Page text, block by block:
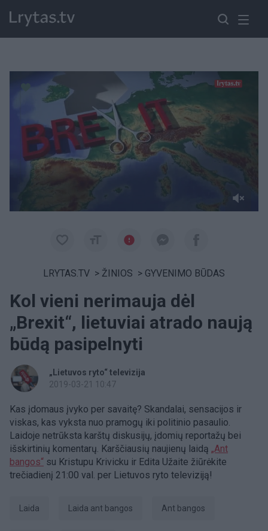
Paremkite Ukrainą
LRYTAS.TV > ŽINIOS > GYVENIMO BŪDAS
Kol vieni nerimauja dėl
„Brexit“, lietuviai atrado naują
būdą pasipelnyti
„Lietuvos ryto“ televizija
2019-03-21 10:47
Kas įdomaus įvyko per savaitę? Skandalai, sensacijos ir
viskas, kas vyksta nuo pramogų iki politinio pasaulio.
Laidoje netrūksta karštų diskusijų, įdomių reportažų bei
išskirtinių komentarų. Karščiausių naujienų laidą „Ant
bangos“ su Kristupu Krivicku ir Edita Užaite žiūrėkite
trečiadienį 21:00 val. per Lietuvos ryto televiziją!
laida Laida ant bangos ant bangos